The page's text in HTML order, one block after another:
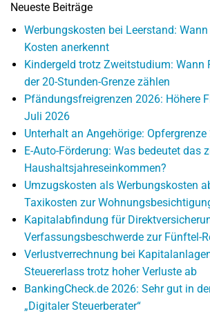
Neueste Beiträge
Werbungskosten bei Leerstand:
Kosten anerkennt
Kindergeld trotz Zweitstudium: Wann
der 20-Stunden-Grenze zählen
Pfändungsfreigrenzen 2026: Höhere
Juli 2026
Unterhalt an Angehörige:
E-Auto-Förderung: Was bedeutet das
Haushaltsjahreseinkommen?
Umzugskosten als Werbungskosten
Taxikosten zur
Kapitalabfindung für
Verfassungsbeschwerde zur Fünftel-
Verlustverrechnung bei
Steuererlass trotz hoher Verluste ab
BankingCheck.de 2026: Sehr gut in
„Digitaler Steuerberater“